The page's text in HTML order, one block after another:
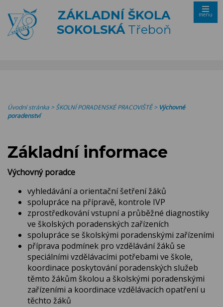
ZÁKLADNÍ ŠKOLA
SOKOLSKÁTřeboň
menu
Úvodní stránka >ŠKOLNÍ PORADENSKÉ PRACOVIŠTĚ> Výchovné
poradenství
Základní informace
Výchovný poradce
vyhledávání a orientační šetření žáků
spolupráce na přípravě, kontrole IVP
zprostředkování vstupní a průběžné diagnostiky
ve školských poradenských zařízeních
spolupráce se školskými poradenskými zařízeními
příprava podmínek pro vzdělávání žáků se
speciálními vzdělávacími potřebami ve škole,
koordinace poskytování poradenských služeb
těmto žákům školou a školskými poradenskými
zařízeními a koordinace vzdělávacích opatření u
těchto žáků